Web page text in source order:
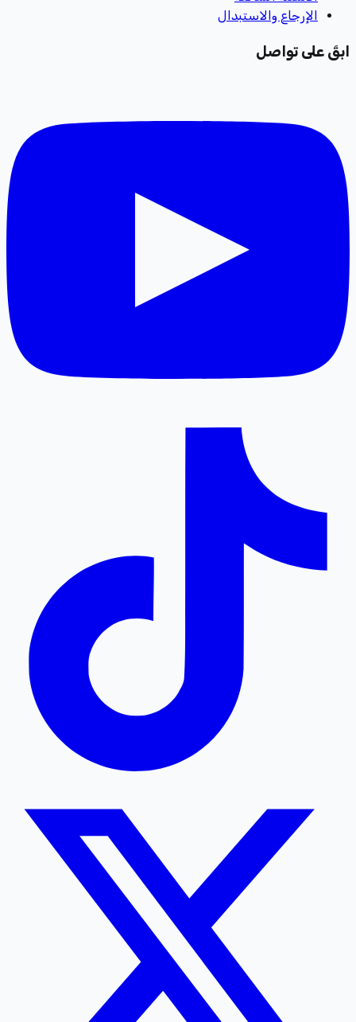
الإرجاع والاستبدال
ابقَ على تواصل